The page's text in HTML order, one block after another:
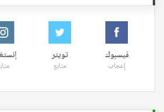
فيسبوك
إعجاب
تويتر
متابع